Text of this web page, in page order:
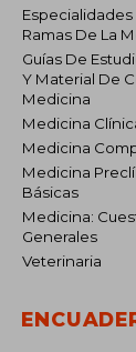
Especialidades Médicas,
Ramas De La
Guías De Estudio Y Revisión
Y Material De
Medicina
Medicina
Medicina
Medicina Preclínica: Ciencias
Básicas
Medicina: Cuestiones
Generales
Veterinaria